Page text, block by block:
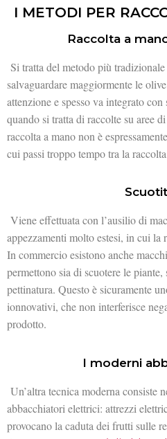
I METODI PER
Raccolta a
Si tratta del metodo più
salvaguardare maggiormente le
attenzione e spesso va integrato
quando si tratta di raccolte su aree
raccolta a mano non è
cui passi troppo tempo tra la
Viene effettuata con l’ausilio di
appezzamenti molto estesi, in cui la
In commercio esistono anche
permettono sia di scuotere le
pettinatura. Questo è sicuramente
ionnovativi, che non interferisce
prodotto.
I moderni
Un’altra tecnica moderna consiste
abbacchiatori elettrici: attrezzi
provocano la caduta dei frutti sulle